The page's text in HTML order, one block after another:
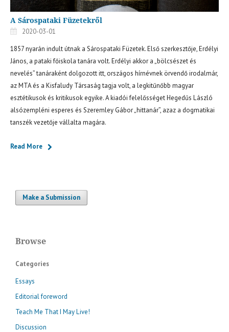
A Sárospataki Füzetekről
2020-03-01
1857 nyarán indult útnak a Sárospataki Füzetek. Első szerkesztője, Erdélyi
János, a pataki főiskola tanára volt. Erdélyi akkor a „bölcsészet és
nevelés” tanáraként dolgozott itt, országos hírnévnek örvendő irodalmár,
az MTA és a Kisfaludy Társaság tagja volt, a legkitűnőbb magyar
esztétikusok és kritikusok egyike. A kiadói felelősséget Hegedűs László
alsózempléni esperes és Szeremley Gábor „hittanár”, azaz a dogmatikai
tanszék vezetője vállalta magára.
Read More
Make a Submission
Browse
Categories
Essays
Editorial foreword
Teach Me That I May Live!
Discussion